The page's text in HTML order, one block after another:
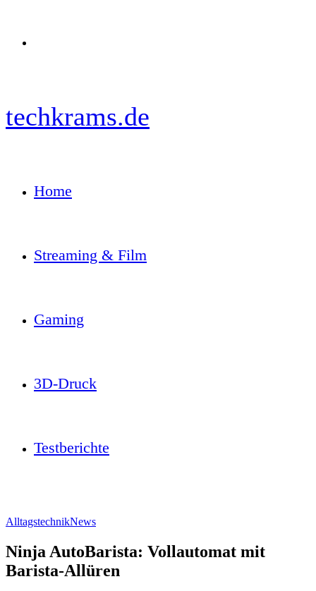
techkrams.de
Home
Streaming & Film
Gaming
3D-Druck
Testberichte
AlltagstechnikNews
Ninja AutoBarista: Vollautomat mit
Barista-Allüren